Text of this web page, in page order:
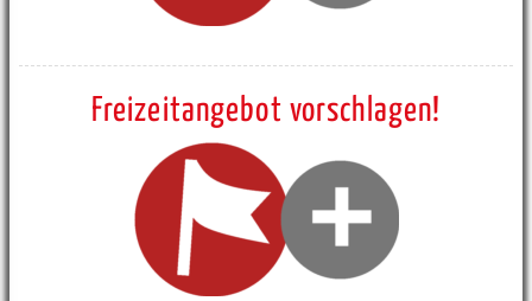
Freizeitangebot vorschlagen!